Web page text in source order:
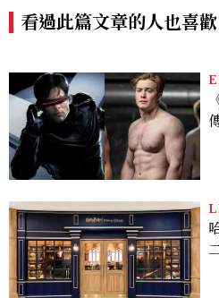
武器 輕盈細緻到絕對顛覆你
看過此篇文章的人也喜歡